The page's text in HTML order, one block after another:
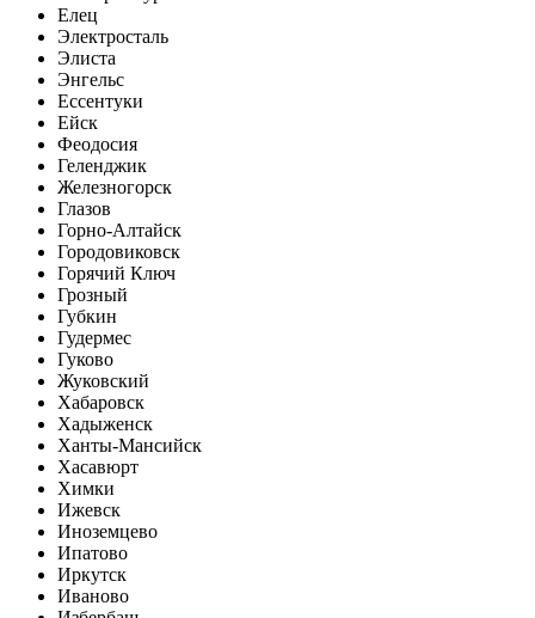
Елец
Электросталь
Элиста
Энгельс
Ессентуки
Ейск
Феодосия
Геленджик
Железногорск
Глазов
Горно-Алтайск
Городовиковск
Горячий Ключ
Грозный
Губкин
Гудермес
Гуково
Жуковский
Хабаровск
Хадыженск
Ханты-Мансийск
Хасавюрт
Химки
Ижевск
Иноземцево
Ипатово
Иркутск
Иваново